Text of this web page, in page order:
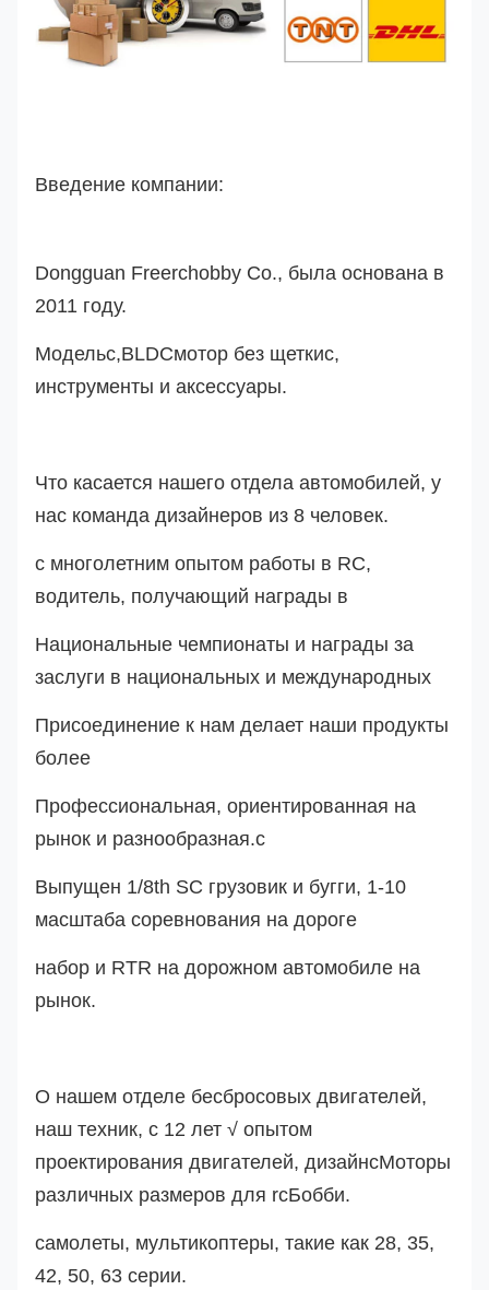
Введение компании:
Dongguan Freerchobby Co., была основана в
2011 году.
Модельс,BLDCмотор без щеткис,
инструменты и аксессуары.
Что касается нашего отдела автомобилей, у
нас команда дизайнеров из 8 человек.
с многолетним опытом работы в RC,
водитель, получающий награды в
Национальные чемпионаты и награды за
заслуги в национальных и международных
Присоединение к нам делает наши продукты
более
Профессиональная, ориентированная на
рынок и разнообразная.с
Выпущен 1/8th SC грузовик и бугги, 1-10
масштаба соревнования на дороге
набор и RTR на дорожном автомобиле на
рынок.
О нашем отделе бесбросовых двигателей,
наш техник, с 12 лет √ опытом
проектирования двигателей, дизайнсМоторы
различных размеров для rcБобби.
самолеты, мультикоптеры, такие как 28, 35,
42, 50, 63 серии.